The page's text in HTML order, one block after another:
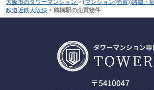
大阪市のタワーマンション > (マンション(売買))路線・
鉄道近鉄大阪線 > 鶴橋駅の売買物件
〒5410047